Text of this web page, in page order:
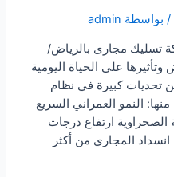
/ بواسطة admin
تسليك مجارى بالرياض/
على الحياة اليومية
تحديات كبيرة في نظام
النمو العمراني السريع
الصحراوية ارتفاع درجات
المجاري من أكثر